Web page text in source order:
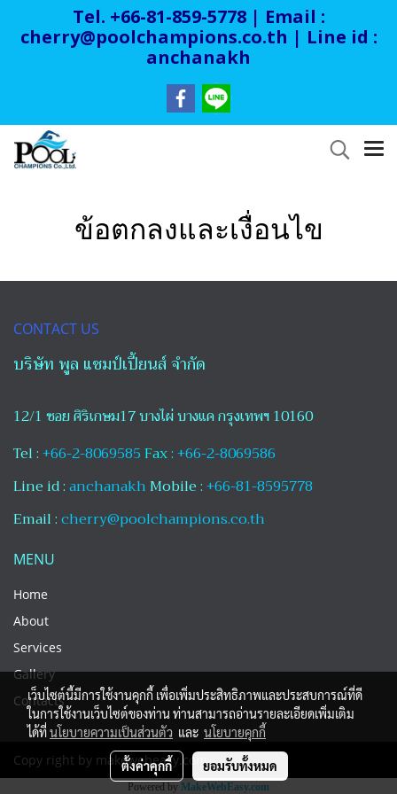
Tel. +66-81-859-5778 | Email :
cherry@poolchampions.co.th | Line id :
anchanakh
ข้อตกลงและเงื่อนไข
CONTACT US
บริษัท พูล แชมป์เปี้ยนส์ จำกัด
12/1 ซอย ศิริเกษม17 บางไผ่ บางแค กรุงเทพฯ 10160
Tel :+66-2-8069585Fax :+66-2-8069586
Line id :anchanakhMobile :+66-81-8595778
Email :cherry@poolchampions.co.th
MENU
Home
About
Services
Gallery
Contacts
Copy right by makewebeasy.com
Powered by MakeWebEasy.com
เว็บไซต์นี้มีการใช้งานคุกกี้ เพื่อเพิ่มประสิทธิภาพและประสบการณ์ที่ดี
ในการใช้งานเว็บไซต์ของท่าน ท่านสามารถอ่านรายละเอียดเพิ่มเติม
ได้ที่นโยบายความเป็นส่วนตัว และ นโยบายคุกกี้
ตั้งค่าคุกกี้ ยอมรับทั้งหมด